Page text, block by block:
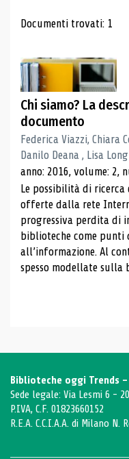
Risultati
Documenti trovati: 1
Chi siamo? La
documento
Federica Viazzi, Chiara
Danilo Deana , Lisa
anno: 2016, volume: 2,
Le possibilità di
offerte dalla rete
progressiva perdita di
biblioteche come
all’informazione. Al
spesso modellate sulla
Biblioteche oggi Trends -
Sede legale: Via Lesmi 6 -
P.IVA, C.F. 01823660152
R.E.A. C.C.I.A.A. di Milano N.